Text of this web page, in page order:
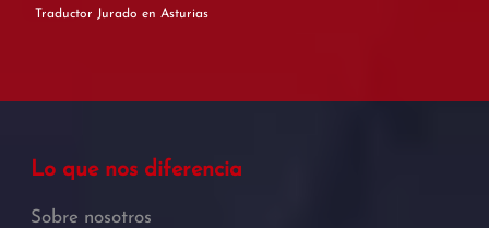
Traductor Jurado en Asturias
Lo que nos diferencia
Sobre nosotros